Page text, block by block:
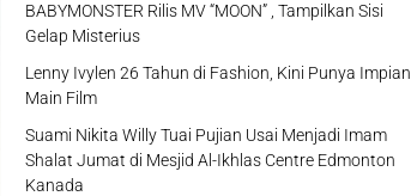
BABYMONSTER Rilis MV “MOON” , Tampilkan Sisi
Gelap Misterius
Lenny Ivylen 26 Tahun di Fashion, Kini Punya Impian
Main Film
Suami Nikita Willy Tuai Pujian Usai Menjadi Imam
Shalat Jumat di Mesjid Al-Ikhlas Centre Edmonton
Kanada